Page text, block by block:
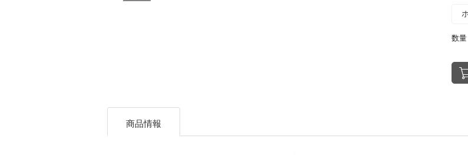
数量
商品情報